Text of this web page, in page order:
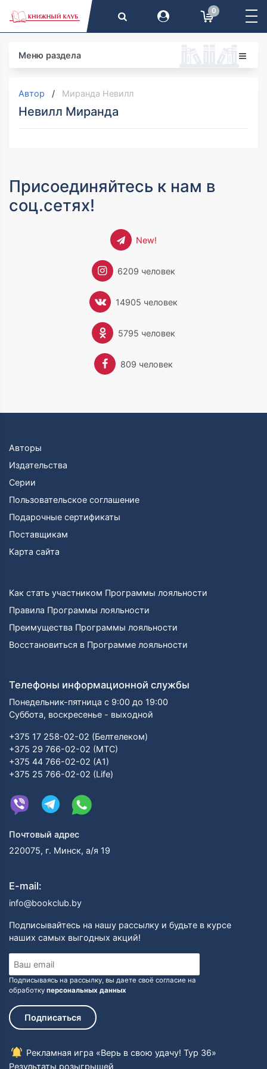
0
Меню раздела
Автор Миранда Невилл
Невилл Миранда
Присоединяйтесь к нам в
соц.сетях!
New!
6209 человек
14905 человек
5795 человек
809 человек
Авторы
Издательства
Серии
Пользовательское соглашение
Подарочные сертификаты
Поставщикам
Карта сайта
Как стать участником Программы лояльности
Правила Программы лояльности
Преимущества Программы лояльности
Восстановиться в Программе лояльности
Телефоны информационной службы
Понедельник-пятница с 9:00 до 19:00
Суббота, воскресенье - выходной
+375 17 258-02-02 (Белтелеком)
+375 29 766-02-02 (МТС)
+375 44 766-02-02 (А1)
+375 25 766-02-02 (Life)
Почтовый адрес
220075, г. Минск, а/я 19
E-mail:
info@bookclub.by
Подписывайтесь на нашу рассылку и будьте в курсе
наших самых выгодных акций!
Подписываясь на рассылку, вы даете своё согласие на
обработку персональных данных
Подписаться
Рекламная игра «Верь в свою удачу! Тур 36»
Результаты розыгрышей